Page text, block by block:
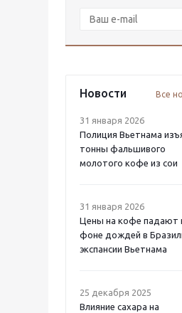
Новости Все
31 января 2026
Полиция Вьетнама
тонны фальшивого
молотого кофе из сои
31 января 2026
Цены на кофе падают
фоне дождей в
экспансии Вьетнама
25 декабря 2025
Влияние сахара на